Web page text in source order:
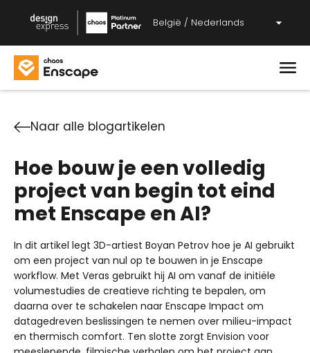
België / Nederlands
Naar alle blogartikelen
Hoe bouw je een volledig
project van begin tot eind
met Enscape en AI?
In dit artikel legt 3D-artiest Boyan Petrov hoe je AI gebruikt
om een project van nul op te bouwen in je Enscape
workflow. Met Veras gebruikt hij AI om vanaf de initiële
volumestudies de creatieve richting te bepalen, om
daarna over te schakelen naar Enscape Impact om
datagedreven beslissingen te nemen over milieu-impact
en thermisch comfort. Ten slotte zorgt Envision voor